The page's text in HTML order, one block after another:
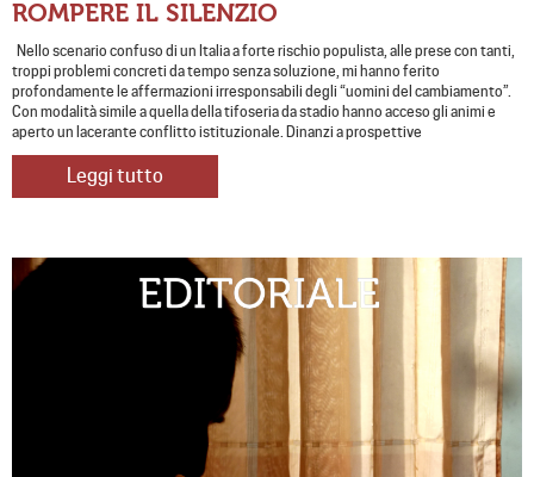
ROMPERE IL SILENZIO
Nello scenario confuso di un Italia a forte rischio populista, alle prese con tanti,
troppi problemi concreti da tempo senza soluzione, mi hanno ferito
profondamente le affermazioni irresponsabili degli “uomini del cambiamento”.
Con modalità simile a quella della tifoseria da stadio hanno acceso gli animi e
aperto un lacerante conflitto istituzionale. Dinanzi a prospettive
Leggi tutto